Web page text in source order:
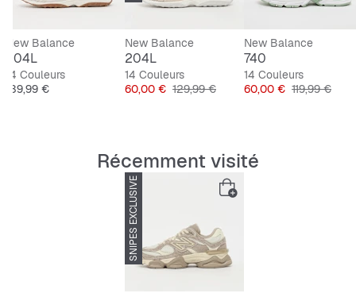
New Balance
204L
14 Couleurs
Prix
139,99 €
New Balance
204L
14 Couleurs
Prix
60,00 € Prix original
129,99 €
New Balance
740
14 Couleurs
Prix
60,00 € Prix original
119,99 €
Récemment visité
SNIPES EXCLUSIVE